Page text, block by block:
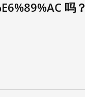
吗？